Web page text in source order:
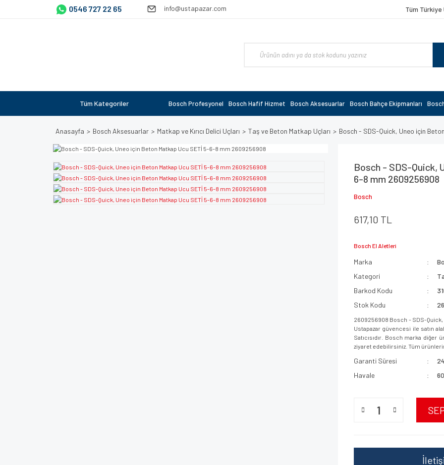
0546 727 22 65 info@ustapazar.com Tüm
Tüm Kategoriler Bosch Profesyonel Bosch Hafif Hizmet Bosch Aksesuarlar Bosch Bahçe Ekipmanları
Anasayfa Bosch Aksesuarlar Matkap ve Kırıcı Delici Uçları Taş ve Beton Matkap Uçları Bosch - SDS-Quick, Uneo için
Bosch - SDS-Quick,
6-8 mm 2609256908
Bosch
617,10 TL
Bosch El Aletleri
Marka
Kategori
Barkod Kodu
Stok Kodu
2609256908 Bosch - SDS-
Ustapazar güvencesi ile satın
Satıcısıdır. Bosch marka
ziyaret edebilirsiniz. Tüm
Garanti Süresi
Havale